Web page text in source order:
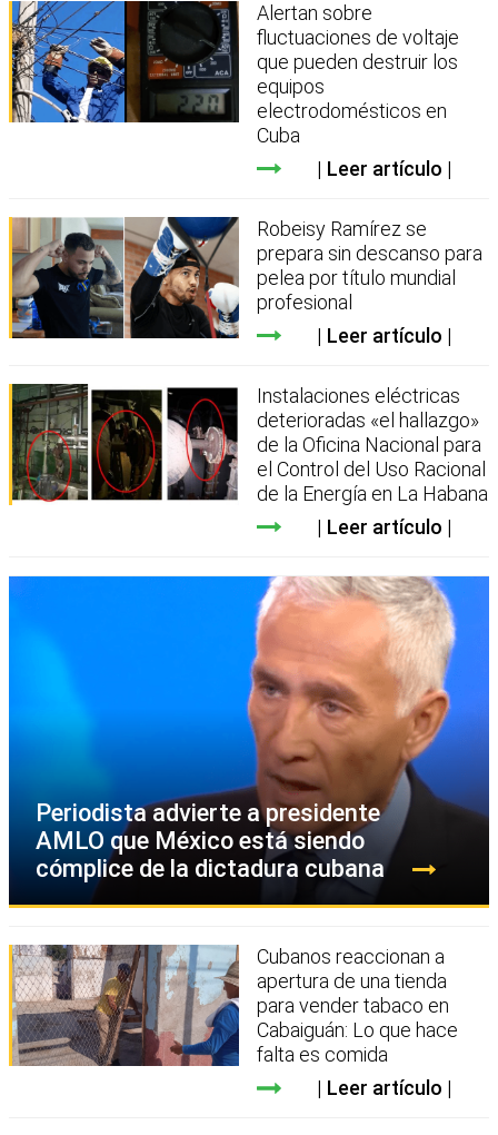
Alertan sobre
fluctuaciones de voltaje
que pueden destruir los
equipos
electrodomésticos en
Cuba
Leer artículo
Robeisy Ramírez se
prepara sin descanso para
pelea por título mundial
profesional
Leer artículo
Instalaciones eléctricas
deterioradas «el hallazgo»
de la Oficina Nacional para
el Control del Uso Racional
de la Energía en La Habana
Leer artículo
Periodista advierte a presidente
AMLO que México está siendo
cómplice de la dictadura cubana
Cubanos reaccionan a
apertura de una tienda
para vender tabaco en
Cabaiguán: Lo que hace
falta es comida
Leer artículo